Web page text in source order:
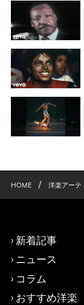
HOME / 洋楽アーテ
新着記事
ニュース
コラム
おすすめ洋楽